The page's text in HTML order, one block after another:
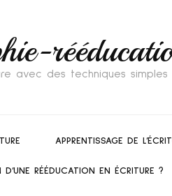
avec des techniques
APPRENTISSAGE DE
D’UNE RÉÉDUCATION EN ÉCRITURE ?